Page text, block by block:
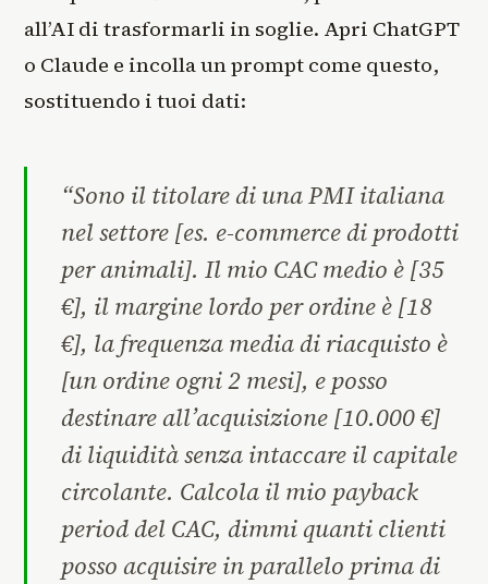
all’AI di trasformarli in soglie. Apri ChatGPT
o Claude e incolla un prompt come questo,
sostituendo i tuoi dati:
“Sono il titolare di una PMI italiana
nel settore [es. e-commerce di prodotti
per animali]. Il mio CAC medio è [35
€], il margine lordo per ordine è [18
€], la frequenza media di riacquisto è
[un ordine ogni 2 mesi], e posso
destinare all’acquisizione [10.000 €]
di liquidità senza intaccare il capitale
circolante. Calcola il mio payback
period del CAC, dimmi quanti clienti
posso acquisire in parallelo prima di